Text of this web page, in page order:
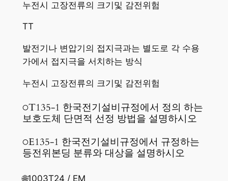
누전시 고장전류의 크기및 감전위험
TT
발전기나 변압기의 접지극과는 별도로 각 수용
가에서 접지극을 서치하는 방식
누전시 고장전류의 크기및 감전위험
○T135-1 한국전기설비규정에서 정의 하는
보호도체 단면적 선정 방법을 설명하시오
○E135-1 한국전기설비규정에서 규정하는
등전위본딩 분류와 대상을 설명하시오
🌐1003T24 / EM